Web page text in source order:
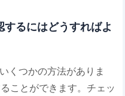
るにはどうすればよ
くつかの方法がありま
ことができます。チェッ